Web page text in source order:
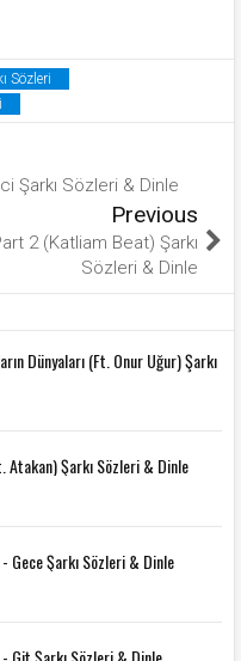
Sözleri
Şarkı Sözleri & Dinle
Previous
2 (Katliam Beat) Şarkı
Sözleri & Dinle
Dünyaları (Ft. Onur Uğur) Şarkı
Şarkı Sözleri & Dinle
Gece Şarkı Sözleri & Dinle